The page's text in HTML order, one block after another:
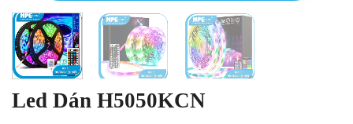
Led Dán H5050KCN